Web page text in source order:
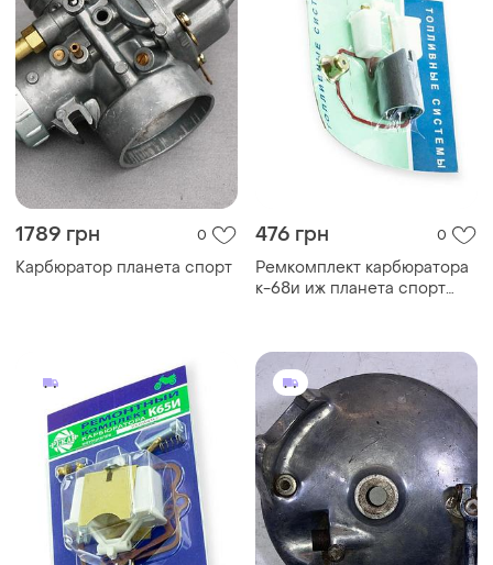
1789 грн 0
Карбюратор планета спорт
476 грн 0
Ремкомплект карбюратора
к-68и иж планета спорт